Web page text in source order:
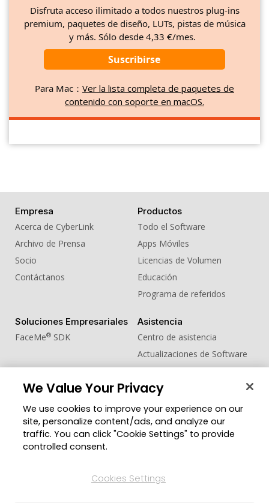
Disfruta acceso ilimitado a todos nuestros plug-ins
premium, paquetes de diseño, LUTs, pistas de música
y más. Sólo desde 4,33 €/mes.
Suscribirse
Para Mac： Ver la lista completa de paquetes de
contenido con soporte en macOS.
Empresa
Acerca de CyberLink
Archivo de Prensa
Socio
Contáctanos
Productos
Todo el Software
Apps Móviles
Licencias de Volumen
Educación
Programa de referidos
Soluciones Empresariales
FaceMe® SDK
Asistencia
Centro de asistencia
Actualizaciones de Software
Centro de Aprendizaje
Zona de Miembros
Blog
Cambiar región
We Value Your Privacy
We use cookies to improve your experience on our
site, personalize content/ads, and analyze our
traffic. You can click "Cookie Settings" to provide
controlled consent.
Cookies Settings